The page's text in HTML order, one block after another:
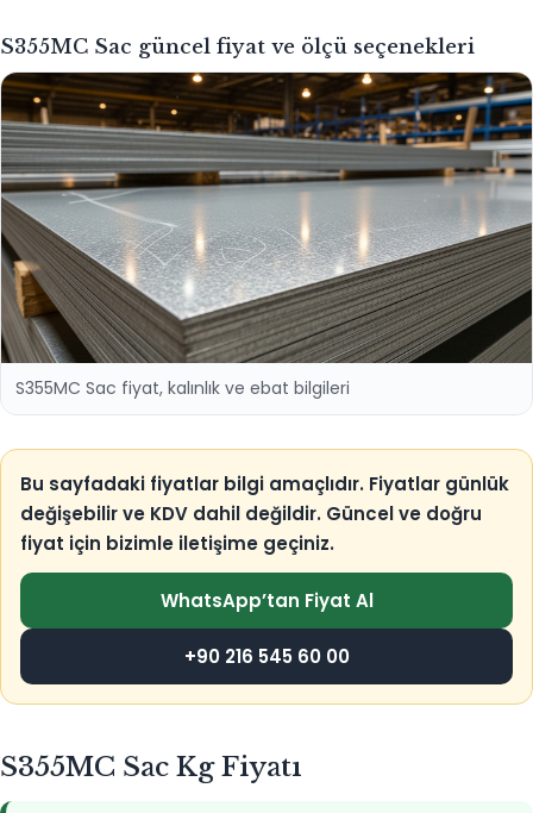
S355MC Sac güncel fiyat ve ölçü seçenekleri
S355MC Sac fiyat, kalınlık ve ebat bilgileri
Bu sayfadaki fiyatlar bilgi amaçlıdır. Fiyatlar günlük
değişebilir ve KDV dahil değildir. Güncel ve doğru
fiyat için bizimle iletişime geçiniz.
WhatsApp’tan Fiyat Al
+90 216 545 60 00
S355MC Sac Kg Fiyatı